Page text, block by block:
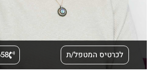
לכרטיס המטפל/ת